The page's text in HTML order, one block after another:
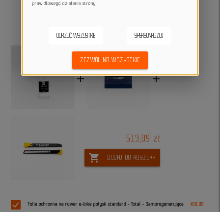
add
add add
513,09 zł
shopping_cart DODAJ DO KOSZYKA
Folia ochronna na rower e-bike połysk standard - Total - Samoregenerująca 450,00
prawidłowego działania strony.
ODRZUĆ WSZYSTKIE SPERSONALIZUJ
ZEZWÓL NA WSZYSTKIE